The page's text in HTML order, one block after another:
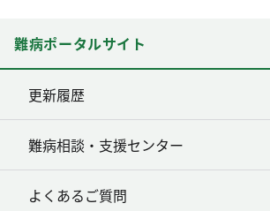
難病ポータルサイト
更新履歴
難病相談・支援センター
よくあるご質問